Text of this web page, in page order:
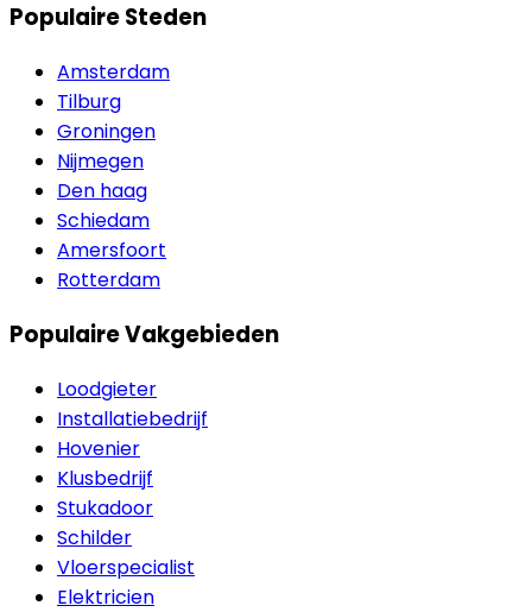
Populaire Steden
Amsterdam
Tilburg
Groningen
Nijmegen
Den haag
Schiedam
Amersfoort
Rotterdam
Populaire Vakgebieden
Loodgieter
Installatiebedrijf
Hovenier
Klusbedrijf
Stukadoor
Schilder
Vloerspecialist
Elektricien